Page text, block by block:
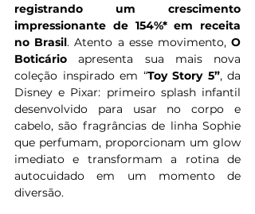
registrando um crescimento
impressionante de 154%* em receita
no Brasil. Atento a esse movimento, O
Boticário apresenta sua mais nova
coleção inspirado em “Toy Story 5”, da
Disney e Pixar: primeiro splash infantil
desenvolvido para usar no corpo e
cabelo, são fragrâncias de linha Sophie
que perfumam, proporcionam um glow
imediato e transformam a rotina de
autocuidado em um momento de
diversão.